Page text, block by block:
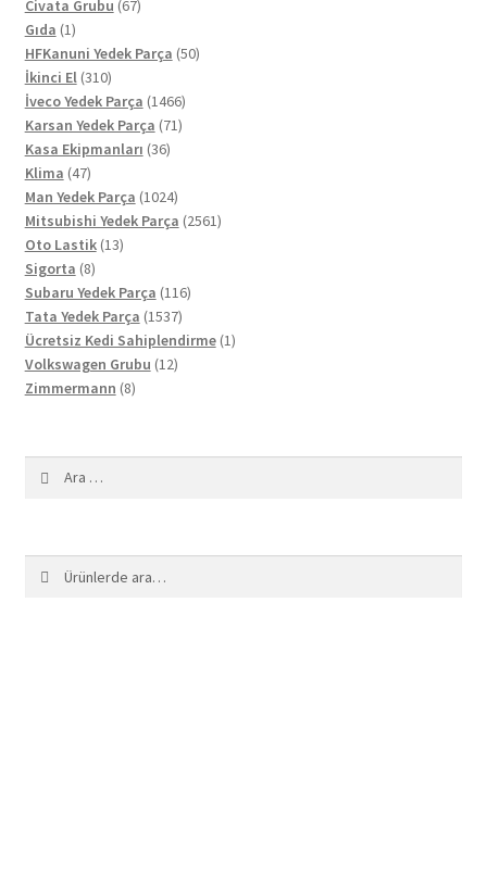
Civata Grubu 6767
Gıda 11
ürün
HFKanuni Yedek Parça 5050
İkinci El 310310
ürün
İveco Yedek Parça 14661466
ürün
Karsan Yedek Parça 7171
Kasa Ekipmanları 3636
Klima 4747
ürün
Man Yedek Parça 10241024
ürün
Mitsubishi Yedek Parça 25612561
Oto Lastik 1313
Sigorta 88
ürün
Subaru Yedek Parça 116116
Tata Yedek Parça 15371537
ürün
Ücretsiz Kedi Sahiplendirme 11
Volkswagen Grubu 1212
Zimmermann 88